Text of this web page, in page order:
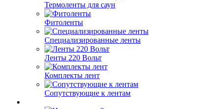
Термоленты для саун
Фитоленты
Специализированные ленты
Ленты 220 Вольт
Комплекты лент
Сопутствующие к лентам